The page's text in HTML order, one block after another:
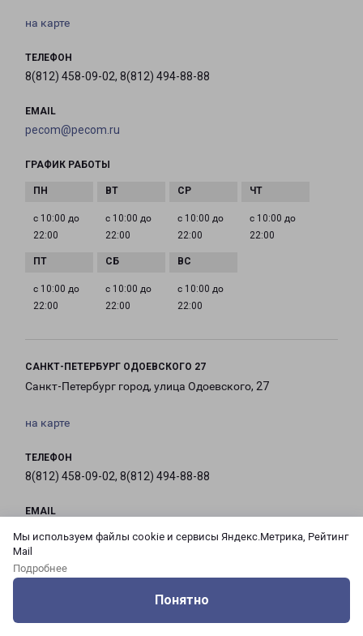
Мы используем файлы cookie и сервисы Яндекс.Метрика, Рейтинг
Mail
Подробнее
Понятно
на карте
ТЕЛЕФОН
8(812) 458-09-02, 8(812) 494-88-88
EMAIL
pecom@pecom.ru
ГРАФИК РАБОТЫ
с 10:00 до
22:00
с 10:00 до
22:00
с 10:00 до
22:00
с 10:00 до
22:00
с 10:00 до
22:00
с 10:00 до
22:00
с 10:00 до
22:00
САНКТ-ПЕТЕРБУРГ ОДОЕВСКОГО 27
Санкт-Петербург город, улица Одоевского, 27
на карте
ТЕЛЕФОН
8(812) 458-09-02, 8(812) 494-88-88
EMAIL
pecom@pecom.ru
ГРАФИК РАБОТЫ